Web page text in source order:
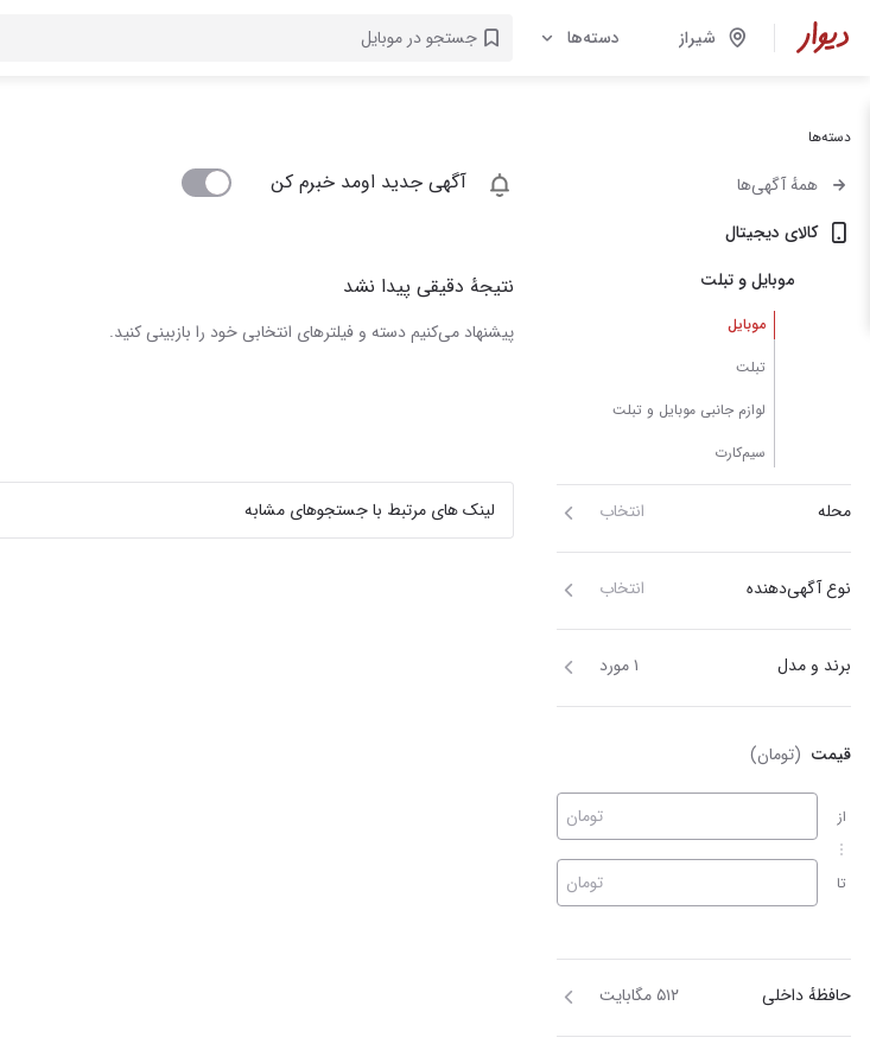
شیراز دسته‌ها
دسته‌ها
همهٔ آگهی‌ها
کالای دیجیتال
موبایل و تبلت
موبایل
تبلت
لوازم جانبی موبایل و تبلت
سیم‌کارت
محله انتخاب
نوع آگهی‌دهنده انتخاب
برند و مدل ۱ مورد
قیمت (تومان)
از
تا
تومان
تومان
حافظهٔ داخلی ۵۱۲ مگابایت
آگهی جدید اومد خبرم کن
نتیجهٔ دقیقی پیدا نشد
پیشنهاد می‌کنیم دسته و فیلترهای انتخابی خود را بازبینی کنید.
لینک های مرتبط با جستجوهای مشابه